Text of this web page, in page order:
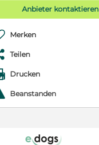
Anbieter kontaktieren
Merken
Teilen
Drucken
Beanstanden